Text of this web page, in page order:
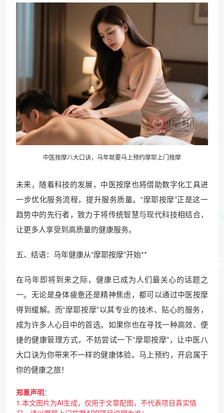
中医按摩八大口诀，马年就要马上预约摩耶上门按摩
未来，随着科技的发展，中医按摩也将借助数字化工具进
一步优化服务流程，提升服务质量。“摩耶按摩”正是这一
趋势中的先行者，致力于将传统智慧与现代科技相结合，
让更多人享受到高质量的健康服务。
五、结语：马年健康从“摩耶按摩”开始**
在马年即将到来之际，健康已成为人们最关心的话题之
一。无论是身体疲惫还是精神焦虑，都可以通过中医按摩
得到缓解。而“摩耶按摩”以其专业的技术、贴心的服务，
成为许多人心目中的首选。如果你也在寻找一种高效、便
捷的健康管理方式，不妨尝试一下“摩耶按摩”，让中医八
大口诀为你带来不一样的健康体验。马上预约，开启属于
你的健康之旅！
郑重声明：
1.本文图片为AI生成，仅用于文章配图，不代表项目真实情